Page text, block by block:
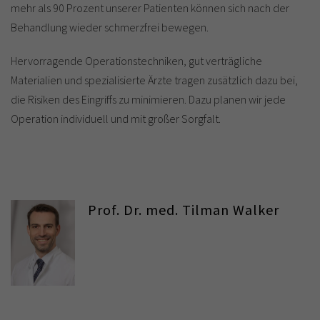
mehr als 90 Prozent unserer Patienten können sich nach der
Behandlung wieder schmerzfrei bewegen.
Hervorragende Operationstechniken, gut verträgliche
Materialien und spezialisierte Ärzte tragen zusätzlich dazu bei,
die Risiken des Eingriffs zu minimieren. Dazu planen wir jede
Operation individuell und mit großer Sorgfalt.
Prof. Dr. med. Tilman Walker